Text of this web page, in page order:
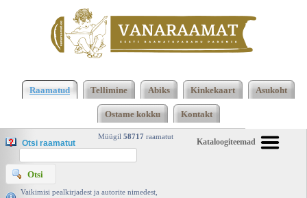
Barbara Cartland, Amor 2009 | vanaraamat. ee
Raamatud Tellimine Abiks Kinkekaart Asukoht
Ostame kokku Kontakt
Kataloogiteemad
Müügil 58717 raamatut
Otsi raamatut
Vaikimisi pealkirjadest ja autorite nimedest,